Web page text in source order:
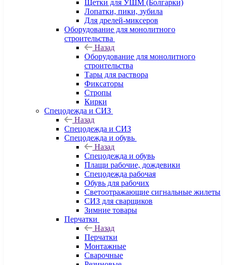
Щетки для УШМ (Болгарки)
Лопатки, пики, зубила
Для дрелей-миксеров
Оборудование для монолитного
строительства
Назад
Оборудование для монолитного
строительства
Тары для раствора
Фиксаторы
Стропы
Кирки
Спецодежда и СИЗ
Назад
Спецодежда и СИЗ
Спецодежда и обувь
Назад
Спецодежда и обувь
Плащи рабочие, дождевики
Спецодежда рабочая
Обувь для рабочих
Светоотражающие сигнальные жилеты
СИЗ для сварщиков
Зимние товары
Перчатки
Назад
Перчатки
Монтажные
Сварочные